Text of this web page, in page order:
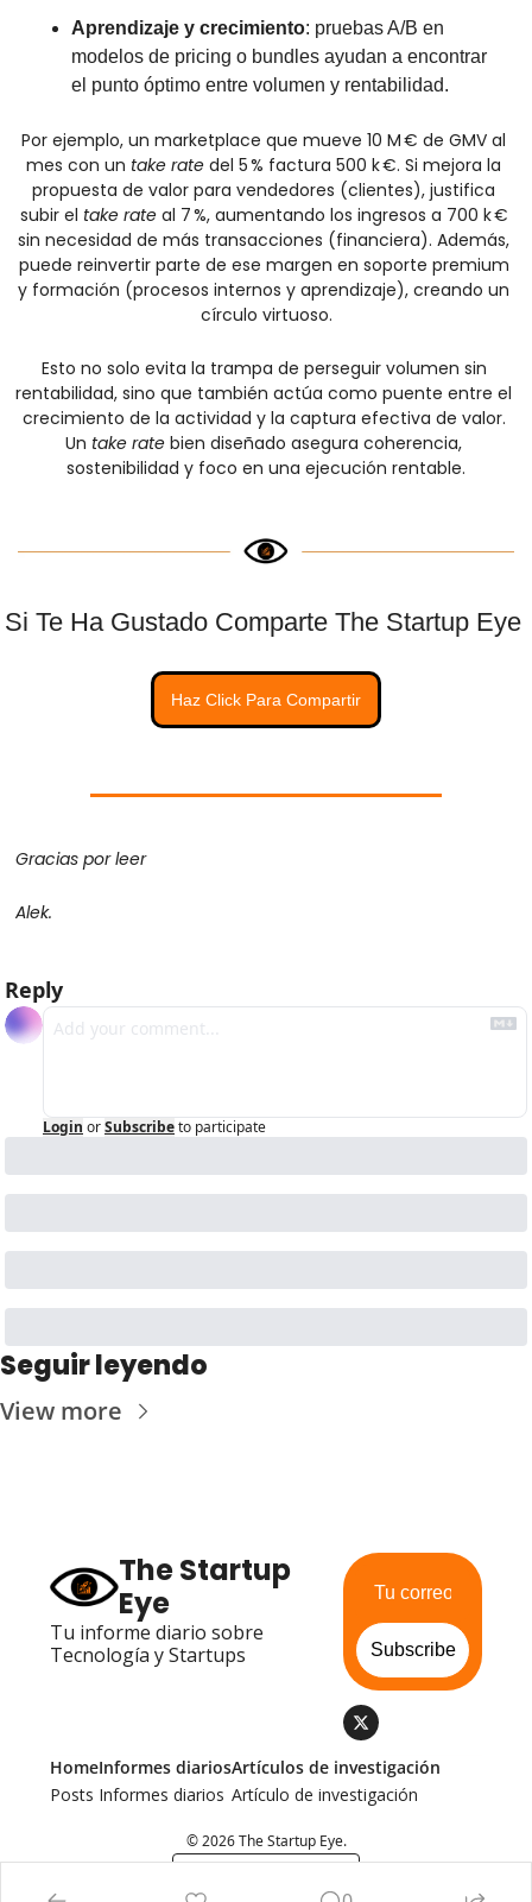
Aprendizaje y crecimiento: pruebas A/B en
modelos de pricing o bundles ayudan a encontrar
el punto óptimo entre volumen y rentabilidad.
Por ejemplo, un marketplace que mueve 10 M € de GMV al
mes con un take rate del 5 % factura 500 k €. Si mejora la
propuesta de valor para vendedores (clientes), justifica
subir el take rate al 7 %, aumentando los ingresos a 700 k €
sin necesidad de más transacciones (financiera). Además,
puede reinvertir parte de ese margen en soporte premium
y formación (procesos internos y aprendizaje), creando un
círculo virtuoso.
Esto no solo evita la trampa de perseguir volumen sin
rentabilidad, sino que también actúa como puente entre el
crecimiento de la actividad y la captura efectiva de valor.
Un take rate bien diseñado asegura coherencia,
sostenibilidad y foco en una ejecución rentable.
Si Te Ha Gustado Comparte The Startup Eye
Haz Click Para Compartir
Gracias por leer
Alek.
Reply
Login orSubscribeto participate
Seguir leyendo
View more
The Startup
Eye
Tu informe diario sobre
Tecnología y Startups
Subscribe
Home
Posts
Informes diarios
Informes diarios
Artículos de investigación
Artículo de investigación
© 2026 The Startup Eye.